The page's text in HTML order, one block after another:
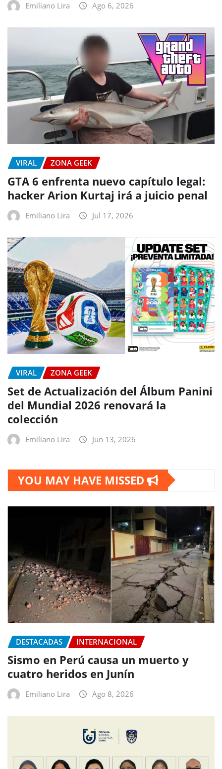
Emiliano Lira Ago 6, 2026
VIRAL ZONA GEEK
GTA 6 enfrenta nuevo capítulo legal:
hacker Arion Kurtaj irá a juicio penal
Emiliano Lira Jul 17, 2026
VIRAL ZONA GEEK
Set de Actualización del Álbum Panini
del Mundial 2026 renovará la
colección
Emiliano Lira Jun 13, 2026
YOU MAY HAVE MISSED
DESTACADAS INTERNACIONAL
Sismo en Perú causa un muerto y
cuatro heridos en Junín
Emiliano Lira Ago 8, 2026